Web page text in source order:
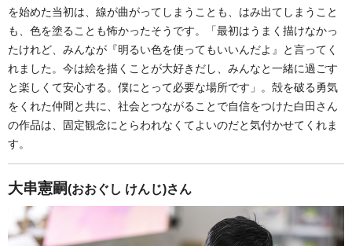
を始めた当初は、線が曲がってしまうことも、はみ出てしまうこと
も、色を塗ることも怖かったそうです。「最初はうまく描けなかっ
たけれど、みんなが『明るい色を使ってもいいんだよ』と言ってく
れました。今は絵を描くことが大好きだし、みんなと一緒に過ごす
と楽しくて安心する。僕にとって必要な場所です」。殻を破る勇気
をくれた仲間と共に、社会とつながることで自信をつけた白田さん
の作品は、固定観念にとらわれなくてよいのだと気付かせてくれま
す。
大串憲嗣(おおぐし けんじ)さん